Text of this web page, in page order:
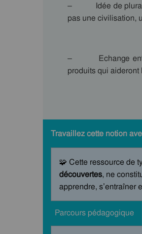
– Idée de pluralité
pas une civilisation,
– Echange entre
produits qui aideront
Travaillez cette notion
🧩 Cette ressource de
découvertes, ne
apprendre, s’entraîner
Parcours pédagogique